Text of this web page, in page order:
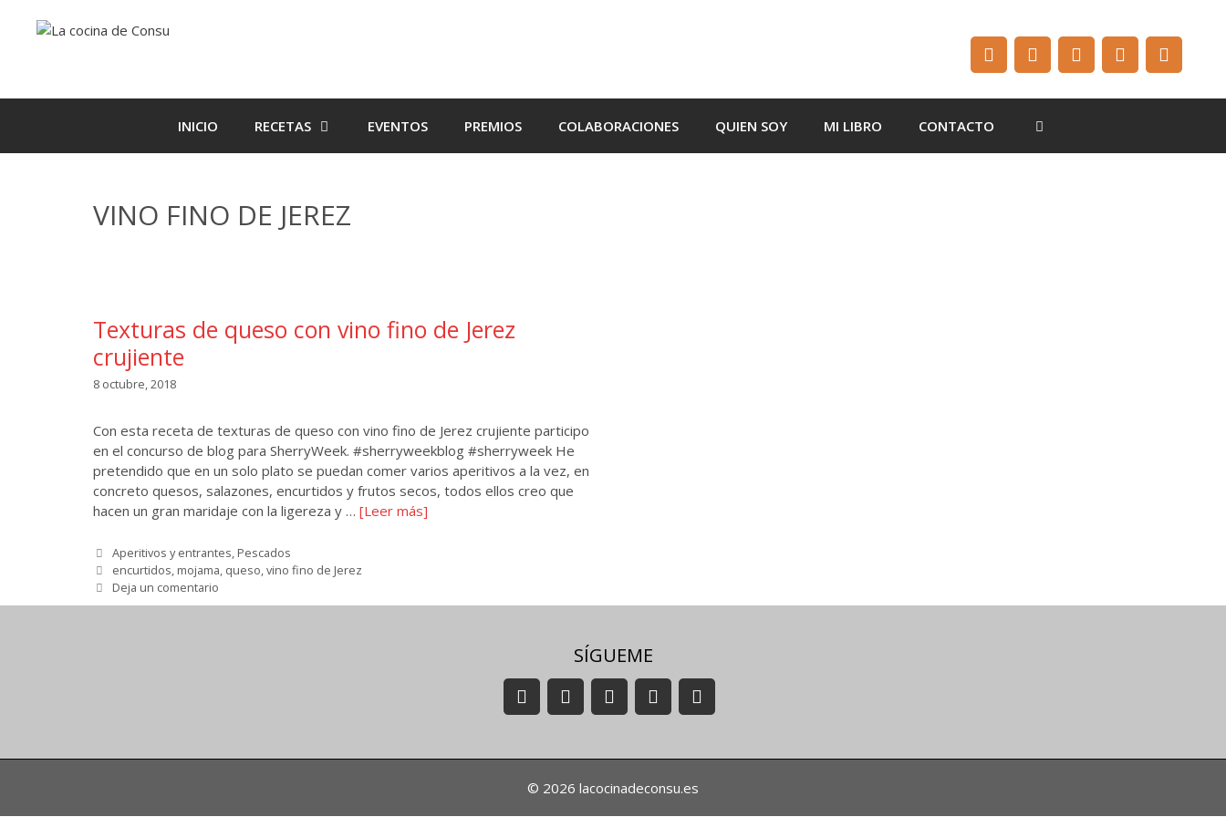
INICIO RECETAS EVENTOS PREMIOS COLABORACIONES QUIEN SOY MI LIBRO CONTACTO
VINO FINO DE JEREZ
Texturas de queso con vino fino de Jerez
crujiente
8 octubre, 2018
Con esta receta de texturas de queso con vino fino de Jerez crujiente participo
en el concurso de blog para SherryWeek. #sherryweekblog #sherryweek He
pretendido que en un solo plato se puedan comer varios aperitivos a la vez, en
concreto quesos, salazones, encurtidos y frutos secos, todos ellos creo que
hacen un gran maridaje con la ligereza y … [Leer más]
Categorías
Aperitivos y entrantes, Pescados
Etiquetas
encurtidos, mojama, queso,vino fino de Jerez
Deja un comentario
SÍGUEME
© 2026 lacocinadeconsu.es